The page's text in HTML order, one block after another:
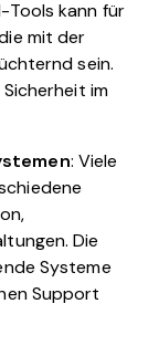
Tools kann für
mit der
sein.
im
: Viele
Die
Systeme
Support